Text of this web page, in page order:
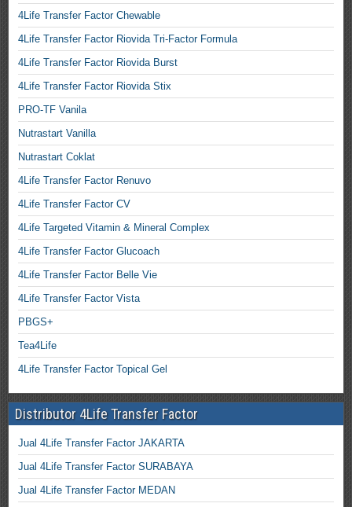
4Life Transfer Factor Chewable
4Life Transfer Factor Riovida Tri-Factor Formula
4Life Transfer Factor Riovida Burst
4Life Transfer Factor Riovida Stix
PRO-TF Vanila
Nutrastart Vanilla
Nutrastart Coklat
4Life Transfer Factor Renuvo
4Life Transfer Factor CV
4Life Targeted Vitamin & Mineral Complex
4Life Transfer Factor Glucoach
4Life Transfer Factor Belle Vie
4Life Transfer Factor Vista
PBGS+
Tea4Life
4Life Transfer Factor Topical Gel
Distributor 4Life Transfer Factor
Jual 4Life Transfer Factor JAKARTA
Jual 4Life Transfer Factor SURABAYA
Jual 4Life Transfer Factor MEDAN